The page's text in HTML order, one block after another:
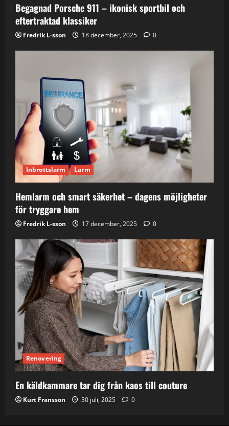
Begagnad Porsche 911 – ikonisk sportbil och
eftertraktad klassiker
Fredrik L-sson 18 december, 2025 0
Inbrottslarm Larm
Hemlarm och smart säkerhet – dagens möjligheter
för tryggare hem
Fredrik L-sson 17 december, 2025 0
Renovering
En käldkammare tar dig från kaos till couture
Kurt Fransson 30 juli, 2025 0